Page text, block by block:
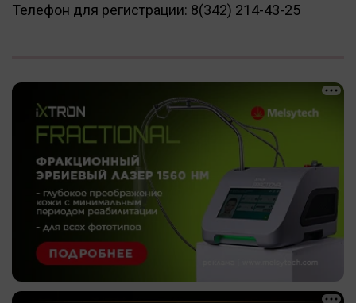
Телефон для регистрации: 8(342) 214-43-25